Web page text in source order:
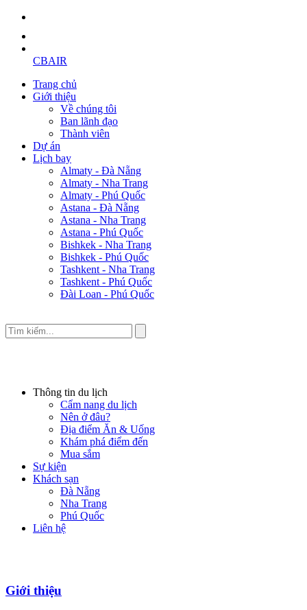
CBAIR
Trang chủ
Giới thiệu
Về chúng tôi
Ban lãnh đạo
Thành viên
Dự án
Lịch bay
Almaty - Đà Nẵng
Almaty - Nha Trang
Almaty - Phú Quốc
Astana - Đà Nẵng
Astana - Nha Trang
Astana - Phú Quốc
Bishkek - Nha Trang
Bishkek - Phú Quốc
Tashkent - Nha Trang
Tashkent - Phú Quốc
Đài Loan - Phú Quốc
Thông tin du lịch
Cẩm nang du lịch
Nên ở đâu?
Địa điểm Ăn & Uống
Khám phá điểm đến
Mua sắm
Sự kiện
Khách sạn
Đà Nẵng
Nha Trang
Phú Quốc
Liên hệ
Giới thiệu